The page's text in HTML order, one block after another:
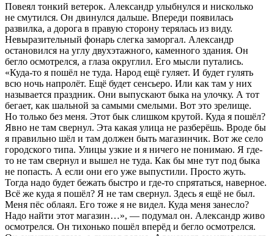
Повеял тонкий ветерок. Александр улыбнулся и нисколько
не смутился. Он двинулся дальше. Впереди появилась
развилка, а дорога в правую сторону терялась из виду.
Невыразительный фонарь слегка заморгал. Александр
остановился на углу двухэтажного, каменного здания. Он
бегло осмотрелся, а глаза округлил. Его мысли путались.
«Куда-то я пошёл не туда. Народ ещё гуляет. И будет гулять
всю ночь напролёт. Ещё будет сенсьеро. Или как там у них
называется праздник. Они выпускают быка на улочку. А тот
бегает, как шальной за самыми смелыми. Вот это зрелище.
Но только без меня. Этот бык слишком крутой. Куда я пошёл?
Явно не там свернул. Эта какая улица не разберёшь. Вроде бы
я правильно шёл и там должен быть магазинчик. Вот же село
городского типа. Улицы узкие и я ничего не понимаю. Я где-
то не там свернул и вышел не туда. Как бы мне тут под быка
не попасть. А если они его уже выпустили. Просто жуть.
Тогда надо будет бежать быстро и где-то спрятаться, наверное.
Всё же куда я пошёл? Я не там свернул. Здесь я ещё не был.
Меня пёс облаял. Его тоже я не видел. Куда меня занесло?
Надо найти этот магазин…», — подумал он. Александр живо
осмотрелся. Он тихонько пошёл вперёд и бегло осмотрелся.